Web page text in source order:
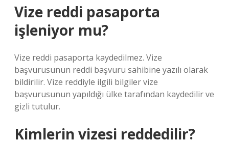
Vize reddi pasaporta
işleniyor mu?
Vize reddi pasaporta kaydedilmez. Vize
başvurusunun reddi başvuru sahibine yazılı olarak
bildirilir. Vize reddiyle ilgili bilgiler vize
başvurusunun yapıldığı ülke tarafından kaydedilir ve
gizli tutulur.
Kimlerin vizesi reddedilir?